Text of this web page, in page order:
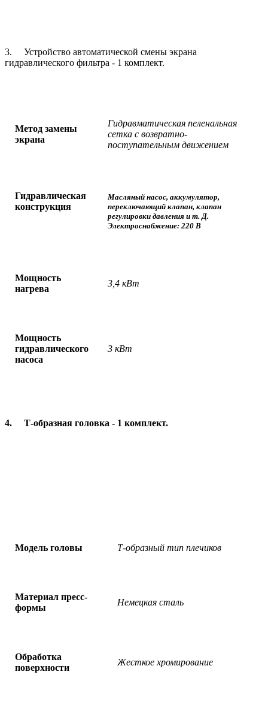
3. Устройство автоматической смены экрана
гидравлического фильтра - 1 комплект.
Метод замены
экрана
Гидравматическая пеленальная
сетка с возвратно-
поступательным движением
Гидравлическая
конструкция
Масляный насос, аккумулятор,
переключающий клапан, клапан
регулировки давления и т. Д.
Электроснабжение: 220 В
Мощность
нагрева
3,4 кВт
Мощность
гидравлического
насоса
3 кВт
4. Т-образная головка - 1 комплект.
Модель головы Т-образный тип плечиков
Материал пресс-
формы
Немецкая сталь
Обработка
поверхности
Жесткое хромирование